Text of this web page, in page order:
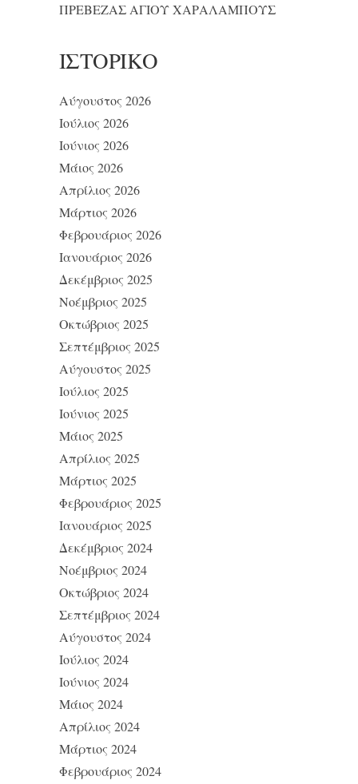
ΠΡΕΒΕΖΑΣ ΑΓΙΟΥ ΧΑΡΑΛΑΜΠΟΥΣ
ΙΣΤΟΡΙΚΌ
Αύγουστος 2026
Ιούλιος 2026
Ιούνιος 2026
Μάιος 2026
Απρίλιος 2026
Μάρτιος 2026
Φεβρουάριος 2026
Ιανουάριος 2026
Δεκέμβριος 2025
Νοέμβριος 2025
Οκτώβριος 2025
Σεπτέμβριος 2025
Αύγουστος 2025
Ιούλιος 2025
Ιούνιος 2025
Μάιος 2025
Απρίλιος 2025
Μάρτιος 2025
Φεβρουάριος 2025
Ιανουάριος 2025
Δεκέμβριος 2024
Νοέμβριος 2024
Οκτώβριος 2024
Σεπτέμβριος 2024
Αύγουστος 2024
Ιούλιος 2024
Ιούνιος 2024
Μάιος 2024
Απρίλιος 2024
Μάρτιος 2024
Φεβρουάριος 2024